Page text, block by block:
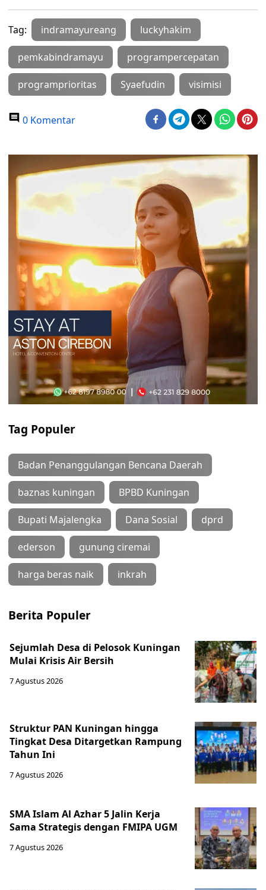
Tag: indramayureang luckyhakim
pemkabindramayu programpercepatan
programprioritas Syaefudin visimisi
0 Komentar
Tag Populer
Badan Penanggulangan Bencana Daerah
baznas kuningan BPBD Kuningan
Bupati Majalengka Dana Sosial dprd
ederson gunung ciremai
harga beras naik inkrah
Berita Populer
Sejumlah Desa di Pelosok Kuningan
Mulai Krisis Air Bersih
7 Agustus 2026
Struktur PAN Kuningan hingga
Tingkat Desa Ditargetkan Rampung
Tahun Ini
7 Agustus 2026
SMA Islam Al Azhar 5 Jalin Kerja
Sama Strategis dengan FMIPA UGM
7 Agustus 2026